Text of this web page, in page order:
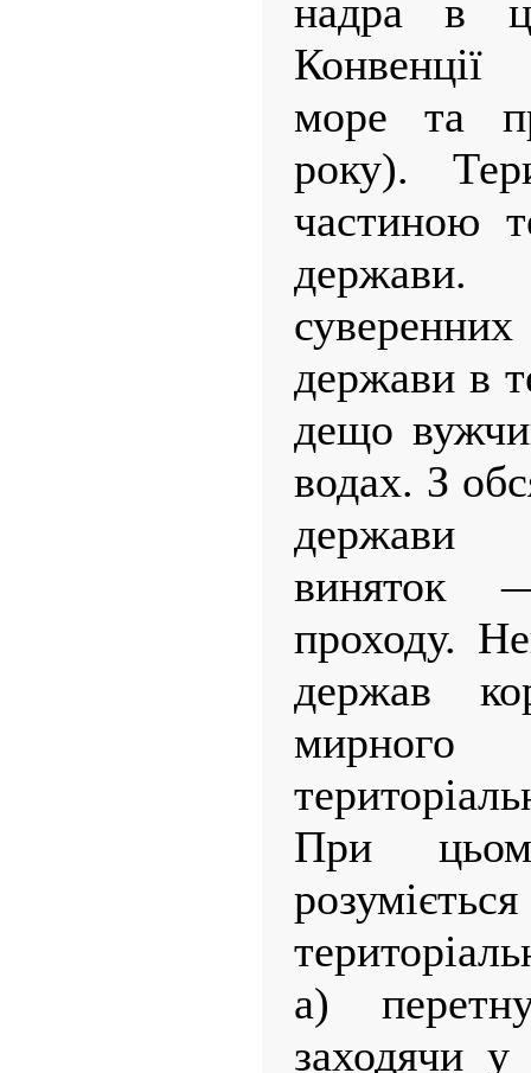
надра в
Конвенції
море та
року).
частиною
держави в
дещо
водах. З
держави
виняток
проходу.
держав
мирного
При
а)
заходячи